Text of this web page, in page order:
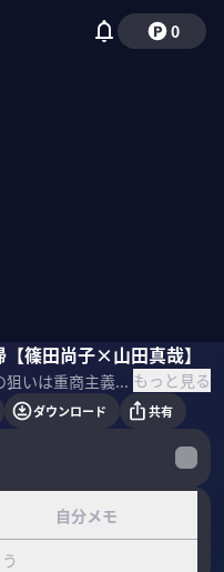
0
篠田尚子×山田真哉】
トランプ関税の真の狙いは重商主義回帰にあり？オタク会計士こと山田真哉氏の分析にファンドアナリストの篠田尚子氏が斬り込む ＜ゲスト＞ 山田真哉｜公認会計士・税理士 東進ハイスクール勤務を経て、公認会計士に転身。著書『さおだけ屋はなぜ潰れないのか？』は160万部突破のベストセラーに。講演では、貯蓄、投資、税務全般について分かりやすく解説し好評を得ている。 もっと見る
ダウンロード 共有
自分メモ